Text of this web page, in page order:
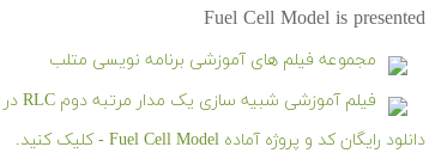
Fuel Cell Model is presented
مجموعه فیلم های آموزشی برنامه نویسی متلب
فیلم آموزشی شبیه سازی یک مدار مرتبه دوم RLC در سیمیولینک
دانلود رایگان کد و پروژه آماده Fuel Cell Model - کلیک کنید.